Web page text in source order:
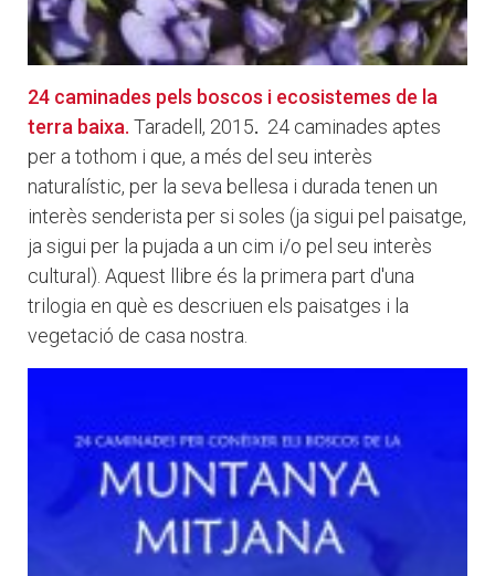
24 caminades pels boscos i ecosistemes de la
terra baixa. Taradell, 2015. 24 caminades aptes
per a tothom i que, a més del seu interès
naturalístic, per la seva bellesa i durada tenen un
interès senderista per si soles (ja sigui pel paisatge,
ja sigui per la pujada a un cim i/o pel seu interès
cultural). Aquest llibre és la primera part d'una
trilogia en què es descriuen els paisatges i la
vegetació de casa nostra.